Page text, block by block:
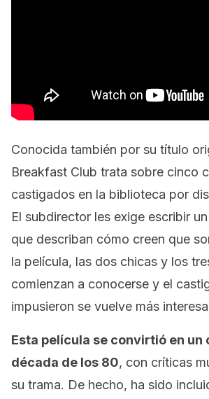
Conocida también por su título
Breakfast Club trata sobre cinco
castigados en la biblioteca por
El subdirector les exige escribir
que describan cómo creen que
la película, las dos chicas y los
comienzan a conocerse y el
impusieron se vuelve más
Esta película se convirtió en un
década de los 80, con críticas
su trama. De hecho, ha sido